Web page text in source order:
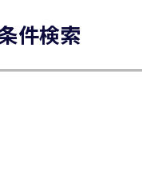
件検索